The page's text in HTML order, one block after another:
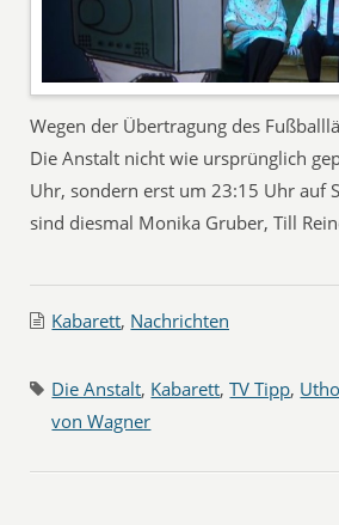
Wegen der Übertragung des
Die Anstalt nicht wie ursprünglich
Uhr, sondern erst um 23:15 Uhr auf
sind diesmal Monika Gruber, Till
Kabarett, Nachrichten
Die Anstalt, Kabarett,TV Tipp,
von Wagner